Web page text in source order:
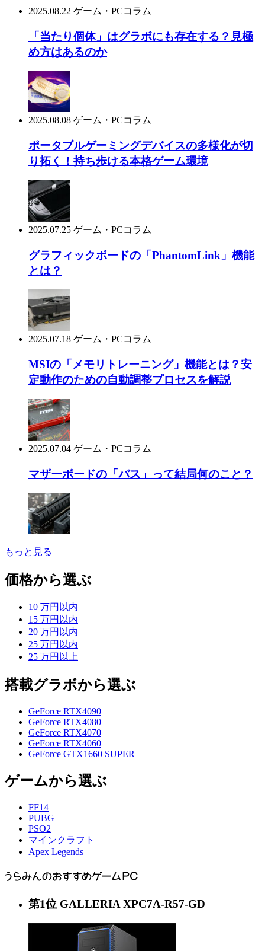
2025.08.22 ゲーム・PCコラム
「当たり個体」はグラボにも存在する？見極
め方はあるのか
2025.08.08 ゲーム・PCコラム
ポータブルゲーミングデバイスの多様化が切
り拓く！持ち歩ける本格ゲーム環境
2025.07.25 ゲーム・PCコラム
グラフィックボードの「PhantomLink」機能
とは？
2025.07.18 ゲーム・PCコラム
MSIの「メモリトレーニング」機能とは？安
定動作のための自動調整プロセスを解説
2025.07.04 ゲーム・PCコラム
マザーボードの「バス」って結局何のこと？
もっと見る
価格から選ぶ
10 万円以内
15 万円以内
20 万円以内
25 万円以内
25 万円以上
搭載グラボから選ぶ
GeForce RTX4090
GeForce RTX4080
GeForce RTX4070
GeForce RTX4060
GeForce GTX1660 SUPER
ゲームから選ぶ
FF14
PUBG
PSO2
マインクラフト
Apex Legends
第1位 GALLERIA XPC7A-R57-GD